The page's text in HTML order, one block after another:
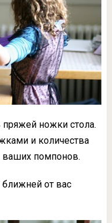
пряжей ножки стола.
и количества
ваших помпонов.
от вас